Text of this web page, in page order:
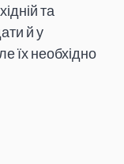
та
й у
їх необхідно